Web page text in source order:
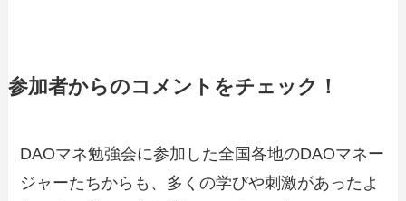
参加者からのコメントをチェック！
DAOマネ勉強会に参加した全国各地のDAOマネー
ジャーたちからも、多くの学びや刺激があったよ